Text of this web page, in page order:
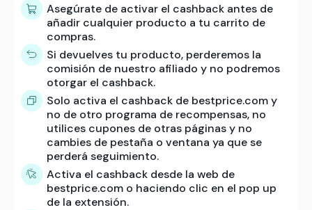
Asegúrate de activar el cashback antes de
añadir cualquier producto a tu carrito de
compras.
Si devuelves tu producto, perderemos la
comisión de nuestro afiliado y no podremos
otorgar el cashback.
Solo activa el cashback de bestprice.com y
no de otro programa de recompensas, no
utilices cupones de otras páginas y no
cambies de pestaña o ventana ya que se
perderá seguimiento.
Activa el cashback desde la web de
bestprice.com o haciendo clic en el pop up
de la extensión.